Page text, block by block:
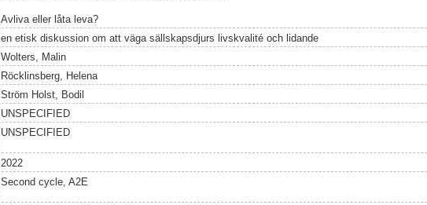
Avliva eller låta leva?
en etisk diskussion om att väga sällskapsdjurs livskvalité och lidande
Wolters, Malin
Röcklinsberg, Helena
Ström Holst, Bodil
UNSPECIFIED
UNSPECIFIED
2022
Second cycle, A2E